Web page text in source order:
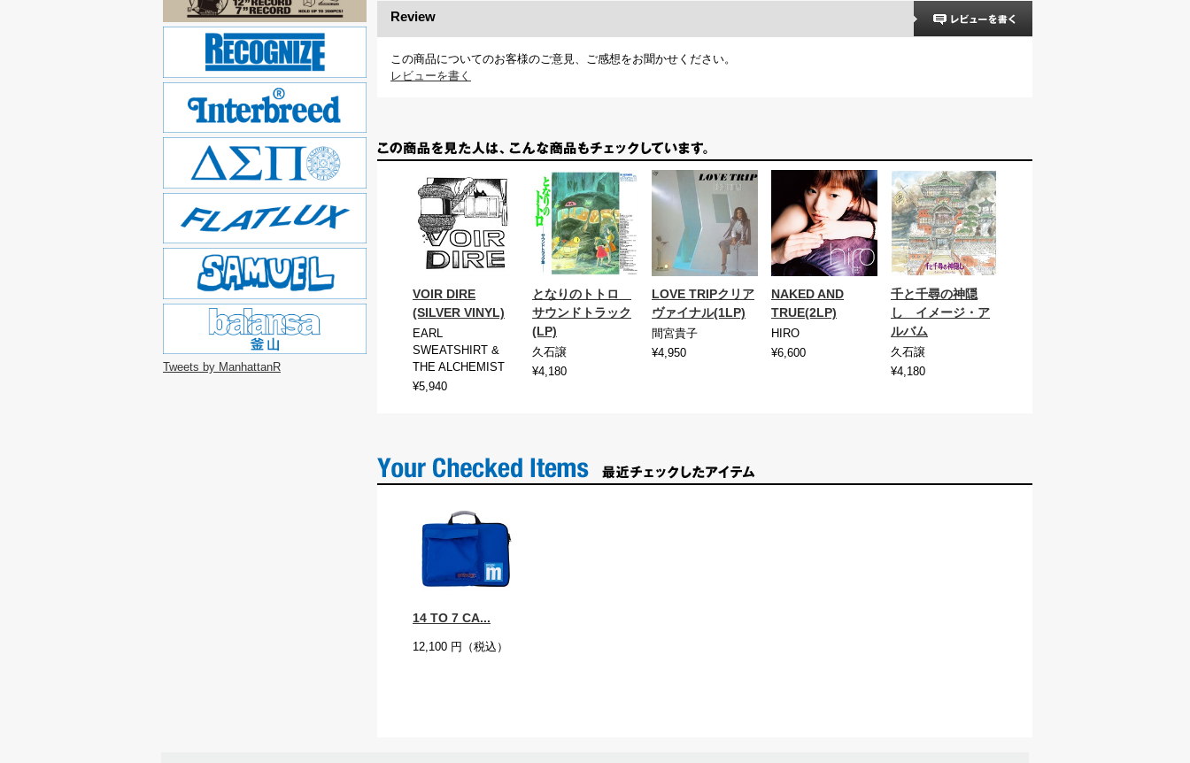
Tweets by ManhattanR
Review
この商品についてのお客様のご意見、ご感想をお聞かせください。
レビューを書く
VOIR DIRE
(SILVER VINYL)
EARL
SWEATSHIRT &
THE ALCHEMIST
¥5,940
となりのトトロ
サウンドトラック
(LP)
久石譲
¥4,180
LOVE TRIPクリア
ヴァイナル(1LP)
間宮貴子
¥4,950
NAKED AND
TRUE(2LP)
HIRO
¥6,600
千と千尋の神隠
し イメージ・ア
ルバム
久石譲
¥4,180
14 TO 7 CA...
12,100 円（税込）